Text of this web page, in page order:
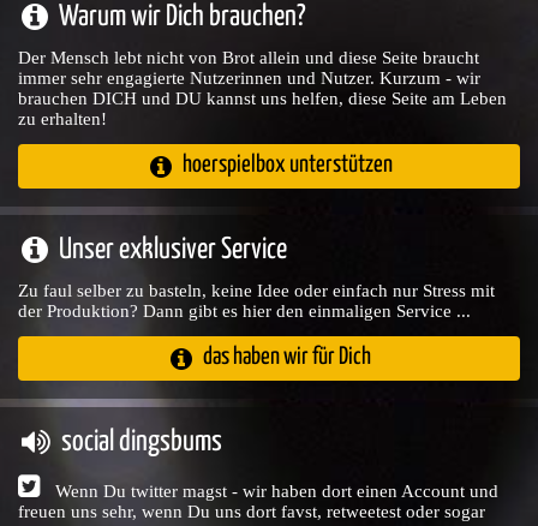
Warum wir Dich brauchen?
Der Mensch lebt nicht von Brot allein und diese Seite braucht
immer sehr engagierte Nutzerinnen und Nutzer. Kurzum - wir
brauchen DICH und DU kannst uns helfen, diese Seite am Leben
zu erhalten!
hoerspielbox unterstützen
Unser exklusiver Service
Zu faul selber zu basteln, keine Idee oder einfach nur Stress mit
der Produktion? Dann gibt es hier den einmaligen Service ...
das haben wir für Dich
social dingsbums
Wenn Du twitter magst - wir haben dort einen Account und
freuen uns sehr, wenn Du uns dort favst, retweetest oder sogar